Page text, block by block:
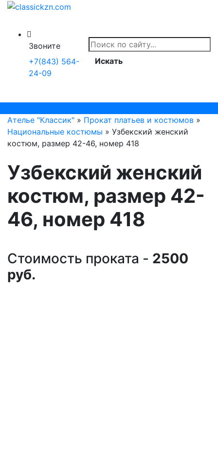
Звоните
+7(843) 564-
24-09
Искать
Ателье "Классик" » Прокат платьев и костюмов »
Национальные костюмы » Узбекский женский
костюм, размер 42-46, номер 418
Узбекский женский
костюм, размер 42-
46, номер 418
Стоимость проката - 2500
руб.